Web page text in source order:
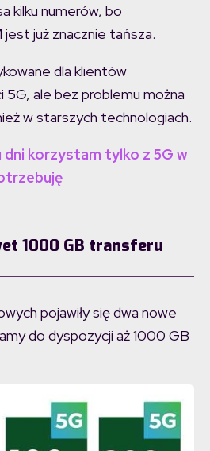
kilku numerów, bo
już znacznie tańsza.
dla klientów
5G, ale bez problemu można
w starszych technologiach.
dni korzystam tylko z 5G w
1000 GB transferu
pojawiły się dwa nowe
do dyspozycji aż 1000 GB